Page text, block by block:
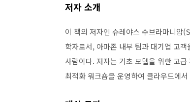
저자 소개
이 책의 저자인 슈레야스 수브라마니
학자로서, 아마존 내부 팀과 대기업 고
사람이다. 저자는 기초 모델을 위한 고
최적화 워크숍을 운영하여 클라우드에